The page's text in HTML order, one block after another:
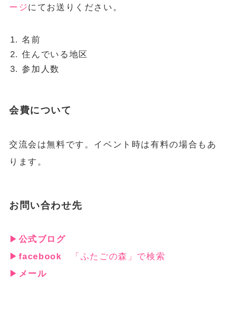
ージにてお送りください。
名前
住んでいる地区
参加人数
会費について
交流会は無料です。イベント時は有料の場合もあ
ります。
お問い合わせ先
▶ 公式ブログ
▶ facebook 「ふたごの森」で検索
▶ メール